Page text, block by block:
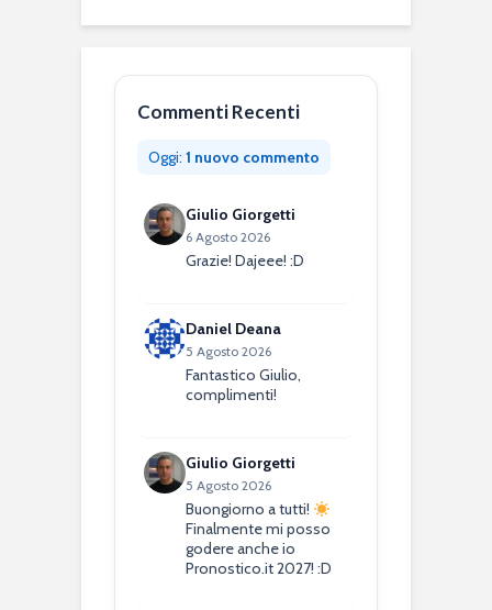
Commenti Recenti
Oggi: 1 nuovo commento
Giulio Giorgetti
6 Agosto 2026
Grazie! Dajeee! :D
Daniel Deana
5 Agosto 2026
Fantastico Giulio,
complimenti!
Giulio Giorgetti
5 Agosto 2026
Buongiorno a tutti!
Finalmente mi posso
godere anche io
Pronostico.it 2027! :D